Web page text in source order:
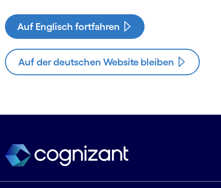
Auf Englisch fortfahren
Auf der deutschen Website bleiben